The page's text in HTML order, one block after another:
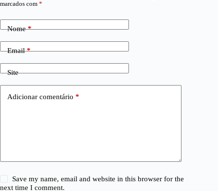
marcados com *
Nome*
Email*
Site
Adicionar comentário *
Save my name, email and website in this browser for the
next time I comment.